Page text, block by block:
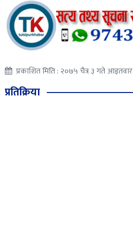
प्रकाशित मिति : २०७५ चैत्र ३ गते आइतवार
प्रतिक्रिया